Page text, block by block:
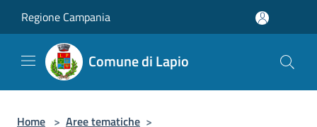
Regione Campania
Comune di Lapio
Home > Aree tematiche >